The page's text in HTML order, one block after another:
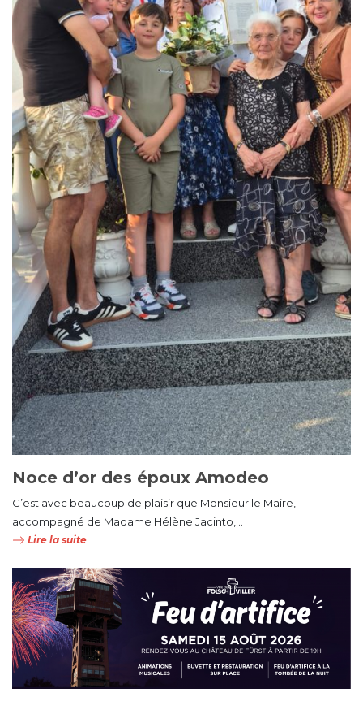
Noce d’or des époux Amodeo
C’est avec beaucoup de plaisir que Monsieur le Maire,
accompagné de Madame Hélène Jacinto,...
Lire la suite